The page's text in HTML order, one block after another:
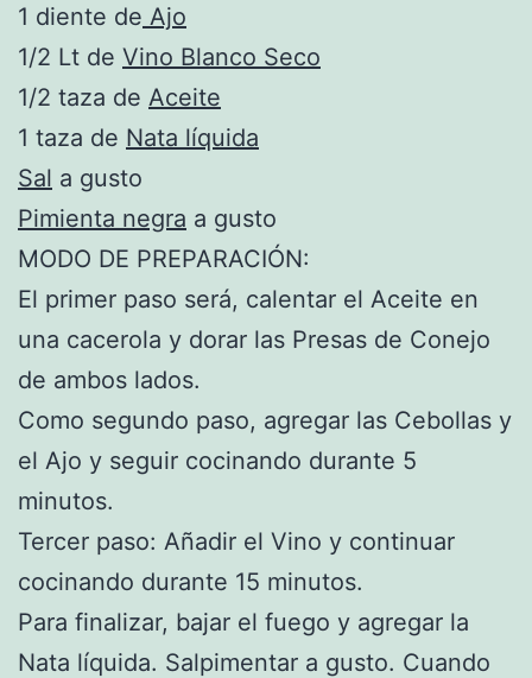
1 diente de Ajo
1/2 Lt de Vino Blanco Seco
1/2 taza de Aceite
1 taza de Nata líquida
Sal a gusto
Pimienta negra a gusto
MODO DE PREPARACIÓN:
El primer paso será, calentar el Aceite en
una cacerola y dorar las Presas de Conejo
de ambos lados.
Como segundo paso, agregar las Cebollas y
el Ajo y seguir cocinando durante 5
minutos.
Tercer paso: Añadir el Vino y continuar
cocinando durante 15 minutos.
Para finalizar, bajar el fuego y agregar la
Nata líquida. Salpimentar a gusto. Cuando